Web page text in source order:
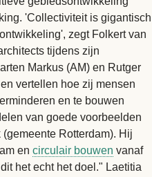
'Collectiviteit is gigantisch
zegt Folkert van
tijdens zijn
Markus (AM) en Rutger
vertellen hoe zij mensen
en te bouwen
van goede voorbeelden
Rotterdam). Hij
en circulair bouwen vanaf
het echt het doel." Laetitia